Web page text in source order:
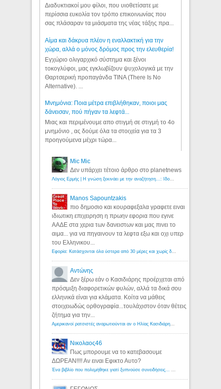
Διαδυκτιακοί μου φίλοι, που υιοθετίσατε με
περίσσια ευκολία τον τρόπο επικοινωνίας που
σας πλάσαραν τα μιάσματα της νέας τάξης πρα...
Αίμα και δάκρυα πλέον η εναλλακτική για την
χώρα, αλλά ο μόνος δρόμος προς την ελευθερία!
Εγχώριο ολιγαρχικό σύστημα και ξένοι
τοκογλύφοι, μας εγκλωβίζουν ψυχολογικά με την
Θαρτσερική προπαγάνδα TINA (There Is No
Alternative). ...
Μνημόνια: Ποια μέτρα επιβλήθηκαν, ποιοι μας
δάνεισαν, πού πήγαν τα λεφτά...
Μιας και περιμένουμε απο στιγμή σε στιγμή το 4ο
μνημόνιο , ας δούμε όλα τα στοιχεία για τα 3
προηγούμενα μέχρι τώρα...
Mic Mic
Δεν υπάρχει τέτοιο άρθρο στο planetnews
Λόγιος Ερμής | Η γνώση ξεκινάει με την αναζήτηση...: Ιδού οι 18 που χρωστούν 11 δις ευρώ!
Manos Sapountzakis
πιο δημοσιο και κουραφεξαλα γραφετε ειναι
ιδιωτικη επιχειρηση η πρωην εφορια που εγινε
ΑΑΔΕ στα χερια των δανειστων και μας πινει το
αιμα... για να πηγαινουν τα λεφτα εξω και οχι υπερ
του Ελληνικου...
Εφορία: Κατάσχονται όλα ύστερα από 30 μέρες και χωρίς δικαστικές αποφάσεις - Λόγιος Ερμής
Αντώνης
Δεν ξέρω εάν ο Κασιδιάρης προέρχεται από
πρόσμιξη διαφορετικών φυλών, αλλά τα δικά σου
ελληνικά είναι για κλάματα. Κοίτα να μάθεις
στοιχειωδώς ορθογραφία...τουλάχιστον όταν θέτεις
ζήτημα για την...
Αμερικανοί ρατσιστές αναρωτιούνται αν ο Ηλίας Κασιδιάρης ανήκει στη λευκή φυλή... - Λόγιος Ερμής
Νικολαος46
Πως μπορουμε να το κατεβασουμε
ΔΩΡΕΑΝ!!!! Αν ειναι Εφικτο Αυτο?
Ένα βιβλίο που πολεμήθηκε γιατί ξυπνούσε συνειδήσεις... - Λόγιος Ερμής | Η γνώση ξεκινάει με την αναζήτηση...